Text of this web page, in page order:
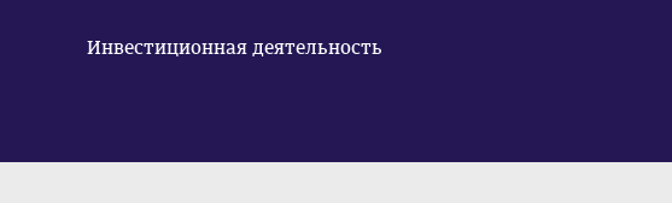
Инвестиционная деятельность